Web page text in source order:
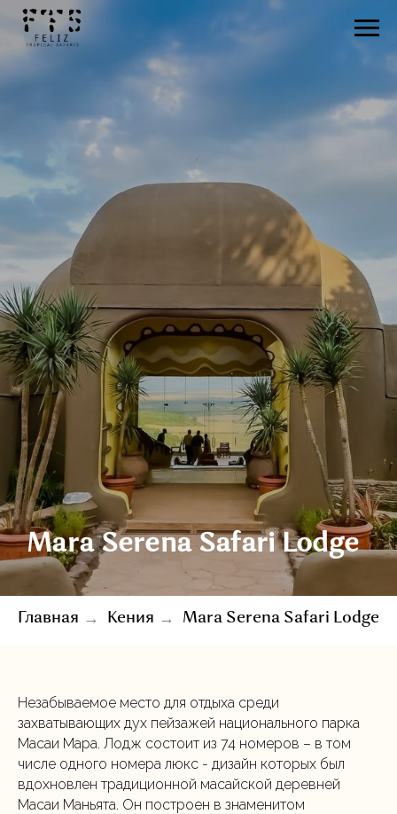
Mara Serena Safari Lodge
Главная → Кения → Mara Serena Safari Lodge
Незабываемое место для отдыха среди
захватывающих дух пейзажей национального парка
Масаи Мара. Лодж состоит из 74 номеров – в том
числе одного номера люкс - дизайн которых был
вдохновлен традиционной масайской деревней
Масаи Маньята. Он построен в знаменитом